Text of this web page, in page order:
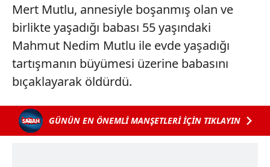
Mert Mutlu, annesiyle boşanmış olan ve
birlikte yaşadığı babası 55 yaşındaki
Mahmut Nedim Mutlu ile evde yaşadığı
tartışmanın büyümesi üzerine babasını
bıçaklayarak öldürdü.
GÜNÜN EN ÖNEMLİ MANŞETLERİ İÇİN TIKLAYIN